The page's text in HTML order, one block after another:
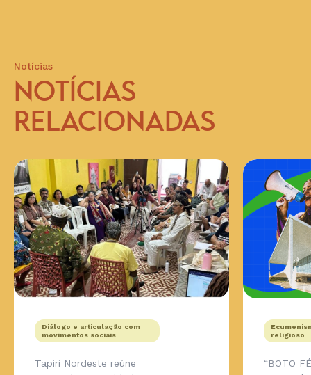
Notícias
NOTÍCIAS
RELACIONADAS
Diálogo e articulação com
movimentos sociais
Tapiri Nordeste reúne
religioso
“BOTO